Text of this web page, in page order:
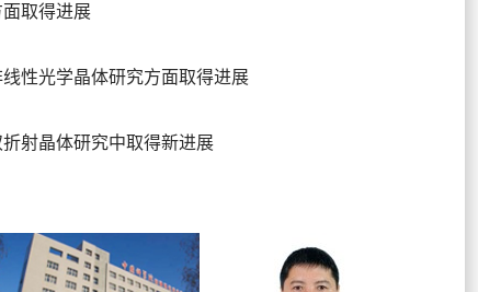
取得进展
性光学晶体研究方面取得进展
射晶体研究中取得新进展